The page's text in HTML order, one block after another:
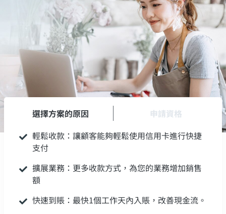
選擇方案的原因
申請資格
輕鬆收款：讓顧客能夠輕鬆使用信用卡進行快捷
支付
擴展業務：更多收款方式，為您的業務增加銷售
額
快速到賬：最快1個工作天內入賬，改善現金流。